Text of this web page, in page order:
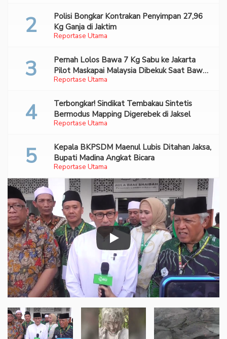
Reportase Utama
Polisi Bongkar Kontrakan Penyimpan 27,96
Kg Ganja di Jaktim
Reportase Utama
Pernah Lolos Bawa 7 Kg Sabu ke Jakarta
Pilot Maskapai Malaysia Dibekuk Saat Bawa
70 Ribu Pil Ekstasi Di Bandara Soetta
Reportase Utama
Terbongkar! Sindikat Tembakau Sintetis
Bermodus Mapping Digerebek di Jaksel
Reportase Utama
Kepala BKPSDM Maenul Lubis Ditahan Jaksa,
Bupati Madina Angkat Bicara